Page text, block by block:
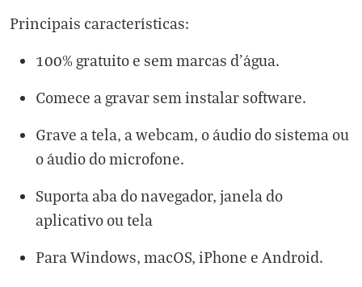
Principais características:
100% gratuito e sem marcas d'água.
Comece a gravar sem instalar software.
Grave a tela, a webcam, o áudio do sistema ou
o áudio do microfone.
Suporta aba do navegador, janela do
aplicativo ou tela
Para Windows, macOS, iPhone e Android.